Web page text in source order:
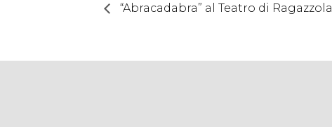
“Abracadabra” al Teatro di Ragazzola